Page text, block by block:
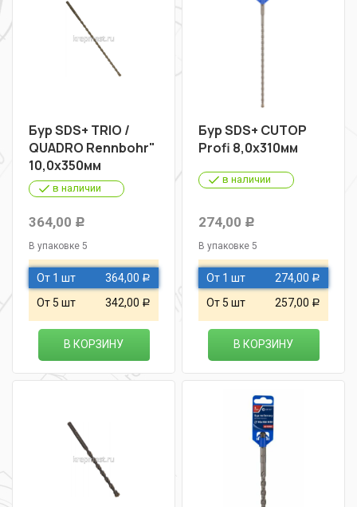
Бур SDS+ TRIO /
QUADRO Rennbohr"
10,0х350мм
в наличии
364,00 Р
В упаковке 5
От 1 шт 364,00 Р
От 5 шт 342,00 Р
В КОРЗИНУ
Бур SDS+ CUTOP
Profi 8,0х310мм
в наличии
274,00 Р
В упаковке 5
От 1 шт 274,00 Р
От 5 шт 257,00 Р
В КОРЗИНУ